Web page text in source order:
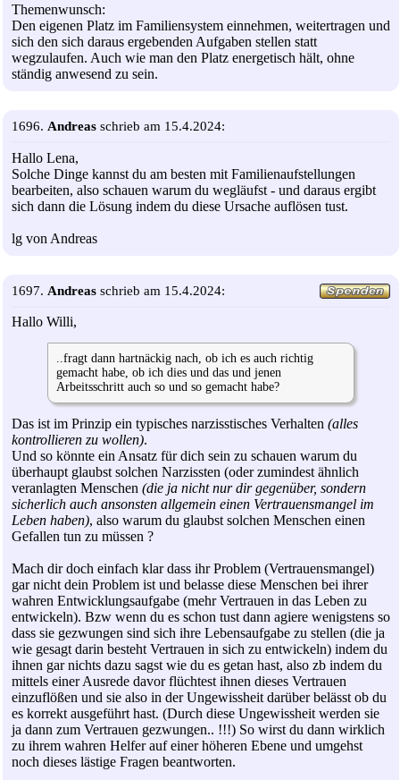
Themenwunsch:
Den eigenen Platz im Familiensystem einnehmen, weitertragen und
sich den sich daraus ergebenden Aufgaben stellen statt
wegzulaufen. Auch wie man den Platz energetisch hält, ohne
ständig anwesend zu sein.
1696. Andreas schrieb am 15.4.2024:
Hallo Lena,
Solche Dinge kannst du am besten mit Familienaufstellungen
bearbeiten, also schauen warum du wegläufst - und daraus ergibt
sich dann die Lösung indem du diese Ursache auflösen tust.
lg von Andreas
1697. Andreas schrieb am 15.4.2024:
Hallo Willi,
..fragt dann hartnäckig nach, ob ich es auch richtig
gemacht habe, ob ich dies und das und jenen
Arbeitsschritt auch so und so gemacht habe?
Das ist im Prinzip ein typisches narzisstisches Verhalten (alles
kontrollieren zu wollen).
Und so könnte ein Ansatz für dich sein zu schauen warum du
überhaupt glaubst solchen Narzissten (oder zumindest ähnlich
veranlagten Menschen (die ja nicht nur dir gegenüber, sondern
sicherlich auch ansonsten allgemein einen Vertrauensmangel im
Leben haben), also warum du glaubst solchen Menschen einen
Gefallen tun zu müssen ?
Mach dir doch einfach klar dass ihr Problem (Vertrauensmangel)
gar nicht dein Problem ist und belasse diese Menschen bei ihrer
wahren Entwicklungsaufgabe (mehr Vertrauen in das Leben zu
entwickeln). Bzw wenn du es schon tust dann agiere wenigstens so
dass sie gezwungen sind sich ihre Lebensaufgabe zu stellen (die ja
wie gesagt darin besteht Vertrauen in sich zu entwickeln) indem du
ihnen gar nichts dazu sagst wie du es getan hast, also zb indem du
mittels einer Ausrede davor flüchtest ihnen dieses Vertrauen
einzuflößen und sie also in der Ungewissheit darüber belässt ob du
es korrekt ausgeführt hast. (Durch diese Ungewissheit werden sie
ja dann zum Vertrauen gezwungen.. !!!) So wirst du dann wirklich
zu ihrem wahren Helfer auf einer höheren Ebene und umgehst
noch dieses lästige Fragen beantworten.